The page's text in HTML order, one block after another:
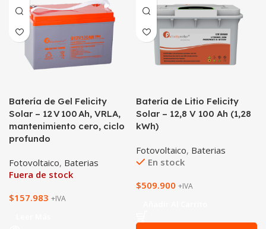
Batería de Gel Felicity
Solar – 12 V 100 Ah, VRLA,
mantenimiento cero, ciclo
profundo
Fotovoltaico, Baterias
Fuera de stock
$157.983 +IVA
Batería de Litio Felicity
Solar – 12,8 V 100 Ah (1,28
kWh)
Fotovoltaico, Baterias
En stock
$509.900 +IVA